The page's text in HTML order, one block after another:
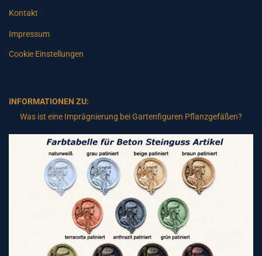
Kontakt
Impressum
Cookie Einstellungen
INFORMATIONEN ZU:
Was ist eine Imprägnierung bei Gartenfiguren Pflanzgefäßen?